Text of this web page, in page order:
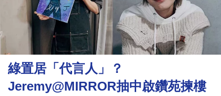
資
樓
市
理
財
商
綠置居「代言人」？
Jeremy@MIRROR抽中啟鑽苑揀樓